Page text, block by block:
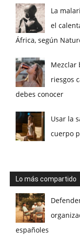
La
el
África, según
Mezclar
riesgos
debes conocer
Usar la
cuerpo
Lo más compartido
españoles